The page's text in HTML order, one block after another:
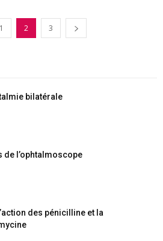
1 2 3
bilatérale
de l’ophtalmoscope
des pénicilline et la